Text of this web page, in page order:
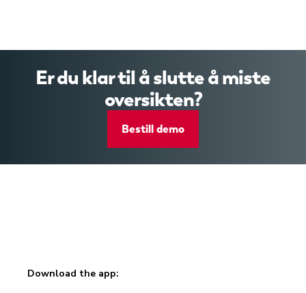
Er du klar til å slutte å miste
oversikten?
Bestill demo
Download the app: